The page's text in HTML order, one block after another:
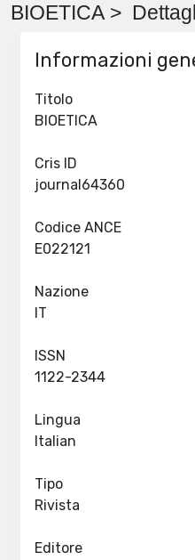
BIOETICA >
Informazioni
Titolo
Cris ID
Codice ANCE
Nazione
ISSN
Lingua
Tipo
Rivista
Editore